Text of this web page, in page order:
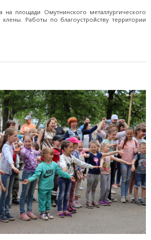
площади Омутнинского металлургического
Работы по благоустройству территории